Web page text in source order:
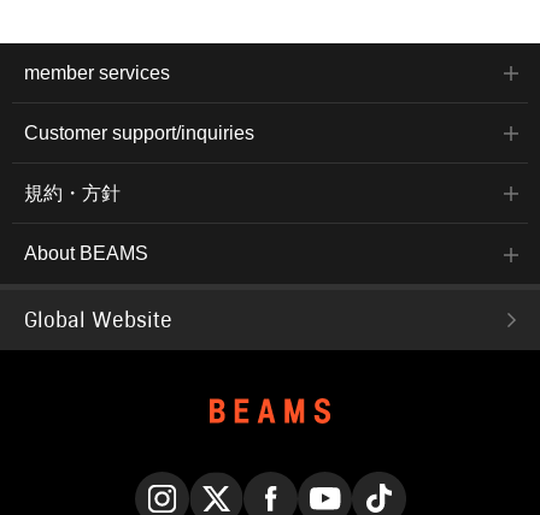
member services
Customer support/inquiries
規約・方針
About BEAMS
Global Website